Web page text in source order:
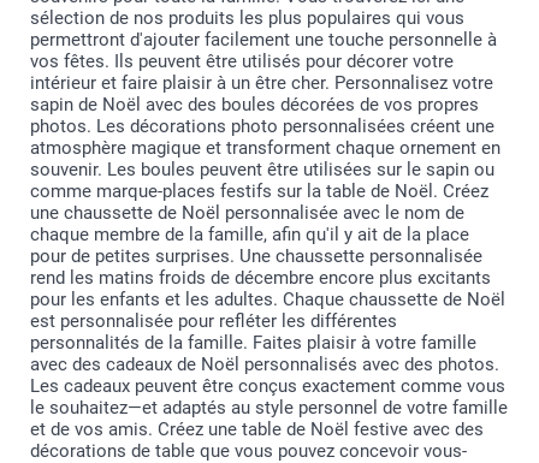
sélection de nos produits les plus populaires qui vous
permettront d'ajouter facilement une touche personnelle à
vos fêtes. Ils peuvent être utilisés pour décorer votre
intérieur et faire plaisir à un être cher. Personnalisez votre
sapin de Noël avec des boules décorées de vos propres
photos. Les décorations photo personnalisées créent une
atmosphère magique et transforment chaque ornement en
souvenir. Les boules peuvent être utilisées sur le sapin ou
comme marque-places festifs sur la table de Noël. Créez
une chaussette de Noël personnalisée avec le nom de
chaque membre de la famille, afin qu'il y ait de la place
pour de petites surprises. Une chaussette personnalisée
rend les matins froids de décembre encore plus excitants
pour les enfants et les adultes. Chaque chaussette de Noël
est personnalisée pour refléter les différentes
personnalités de la famille. Faites plaisir à votre famille
avec des cadeaux de Noël personnalisés avec des photos.
Les cadeaux peuvent être conçus exactement comme vous
le souhaitez—et adaptés au style personnel de votre famille
et de vos amis. Créez une table de Noël festive avec des
décorations de table que vous pouvez concevoir vous-